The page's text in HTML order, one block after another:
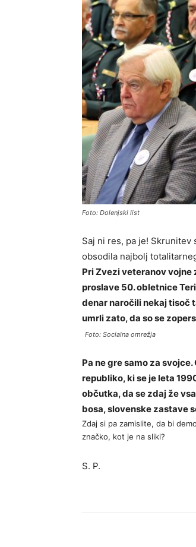
Foto: Dolenjski list
Saj ni res, pa je!
obsodila najbolj
Pri Zvezi veteranov vojne
proslave 50. obletnice
denar naročili nekaj tisoč
umrli zato, da so se
Foto: Socialna omrežja
Pa ne gre samo za
republiko, ki se je leta
občutka, da se zdaj že
bosa, slovenske zastave
Zdaj si pa zamislite, da bi
značko, kot je na sliki?
S. P.